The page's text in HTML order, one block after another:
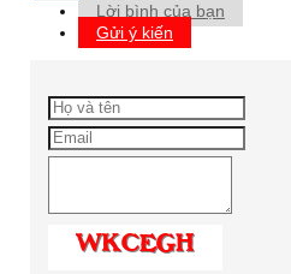
Lời bình của bạn
Gửi ý kiến